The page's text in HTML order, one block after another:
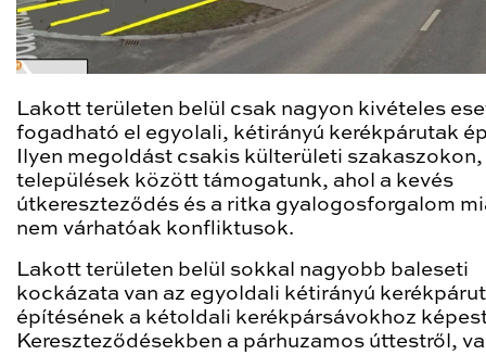
Lakott területen belül csak nagyon kivételes
fogadható el egyolali, kétirányú kerékpárutak
Ilyen megoldást csakis külterületi szakaszokon,
települések között támogatunk, ahol a kevés
útkereszteződés és a ritka gyalogosforgalom
nem várhatóak konfliktusok.
Lakott területen belül sokkal nagyobb baleseti
kockázata van az egyoldali kétirányú
építésének a kétoldali kerékpársávokhoz
Kereszteződésekben a párhuzamos úttestről,